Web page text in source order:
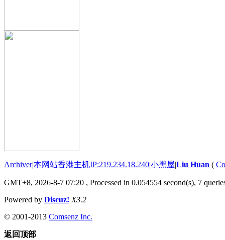
Archiver|本网站香港主机IP:219.234.18.240|小黑屋|Liu Huan (
GMT+8, 2026-8-7 07:20 , Processed in 0.054554 second(s), 7
Powered by Discuz! X3.2
© 2001-2013 Comsenz Inc.
返回顶部